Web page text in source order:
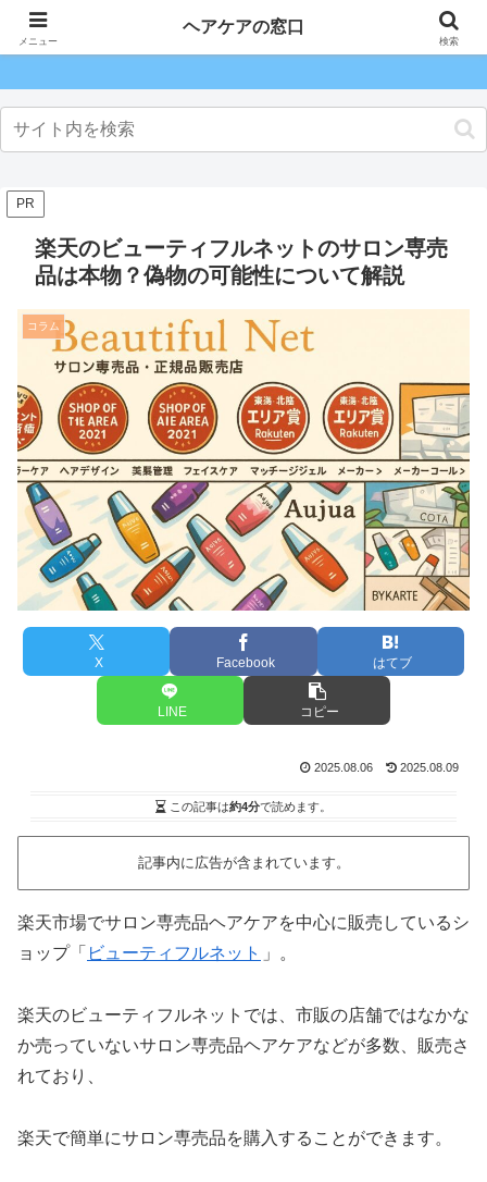
ヘアケアの窓口
PR
楽天のビューティフルネットのサロン専売
品は本物？偽物の可能性について解説
コラム
X Facebook はてブ
LINE コピー
2025.08.06 2025.08.09
この記事は約4分で読めます。
記事内に広告が含まれています。
楽天市場でサロン専売品ヘアケアを中心に販売しているシ
ョップ「 ビューティフルネット 」。
楽天のビューティフルネットでは、市販の店舗ではなかな
か売っていないサロン専売品ヘアケアなどが多数、販売さ
れており、
楽天で簡単にサロン専売品を購入することができます。
メニュー
ヘアケアの窓口
検索